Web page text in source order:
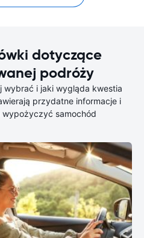
dotyczące
podróży
wybrać i jaki wygląda kwestia
przydatne informacje i
samochód